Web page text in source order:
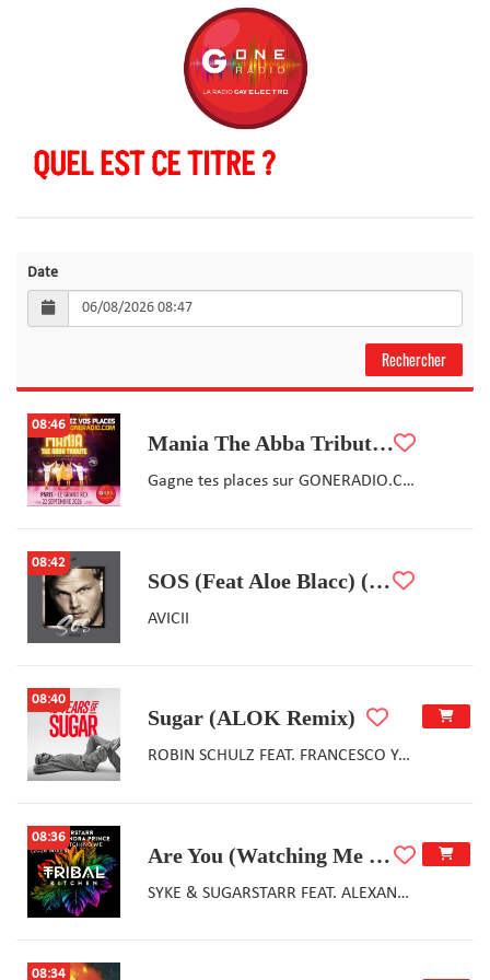
QUEL EST CE TITRE ?
Date
08:46
Mania The Abba Tribute le 22-09-2026 au Grand Rex à Paris
Gagne tes places sur GONERADIO.COM
08:42
SOS (Feat Aloe Blacc) (Dave Cooper Remix)
AVICII
08:40
Sugar (ALOK Remix)
ROBIN SCHULZ FEAT. FRANCESCO YATES
08:36
Are You (Watching Me Watching You) (SGT SLICK'S DISCOTIZER REMIX)
SYKE & SUGARSTARR FEAT. ALEXANDRA PRINCE
08:34